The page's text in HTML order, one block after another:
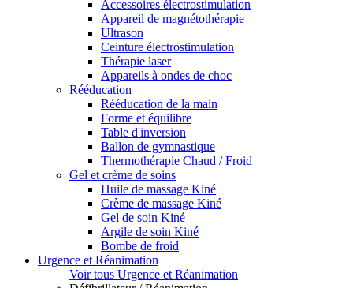
Accessoires électrostimulation
Appareil de magnétothérapie
Ultrason
Ceinture électrostimulation
Thérapie laser
Appareils à ondes de choc
Rééducation
Rééducation de la main
Forme et équilibre
Table d'inversion
Ballon de gymnastique
Thermothérapie Chaud / Froid
Gel et crème de soins
Huile de massage Kiné
Crème de massage Kiné
Gel de soin Kiné
Argile de soin Kiné
Bombe de froid
Urgence et Réanimation
Voir tous Urgence et Réanimation